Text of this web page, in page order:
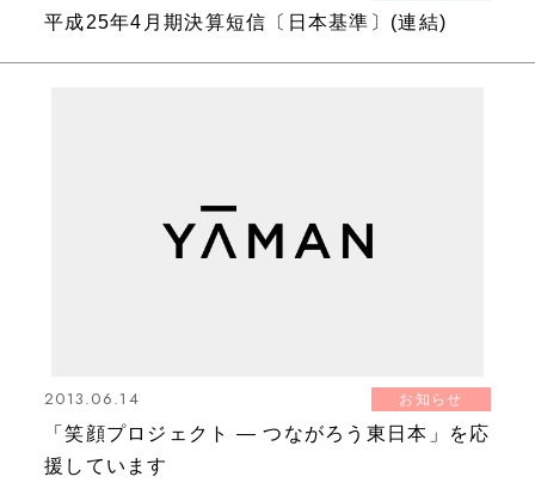
平成25年4月期決算短信〔日本基準〕(連結)
2013.06.14 お知らせ
「笑顔プロジェクト ― つながろう東日本」を応
援しています